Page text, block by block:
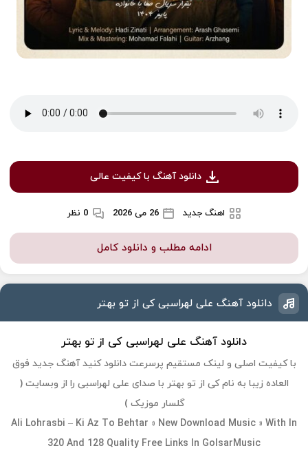
دانلود آهنگ با کیفیت عالی
اهنگ جدید 26 می 2026 0 نظر
ادامه مطلب و دانلود کامل
دانلود آهنگ علی لهراسبی کی از تو بهتر
دانلود آهنگ علی لهراسبی کی از تو بهتر
با کیفیت اصلی و لینک مستقیم پرسرعت دانلود کنید آهنگ جدید فوق
العاده زیبا به نام کی از تو بهتر با صدای علی لهراسبی را از وبسایت (
گلسار موزیک )
Ali Lohrasbi – Ki Az To Behtar » New Download Music » With In
320 And 128 Quality Free Links In GolsarMusic